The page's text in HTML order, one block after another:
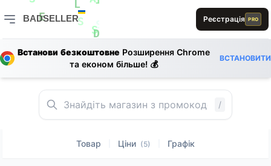
L
E
E
E
A
SS
BADSELLER
BADSELLER — порівняння цін і знижки
Реєстрація PRO
Встанови безкоштовне Розширення Chrome
та економ більше! 💰
ВСТАНОВИТИ
/
Товар Ціни (5) Графік